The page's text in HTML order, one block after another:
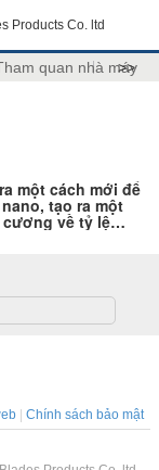
Products Co. ltd
quan nhà máy
>>
một cách mới để
tạo ra một
về tỷ lệ
Chính sách bảo mật